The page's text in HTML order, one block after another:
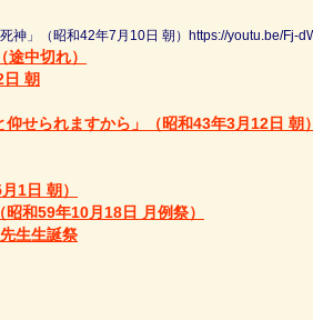
死神」（昭和42年7月10日 朝）https://youtu.be/Fj-
中切れ）
朝
せられますから」（昭和43年3月12日 朝）
1日 朝）
和59年10月18日 月例祭）
生生誕祭